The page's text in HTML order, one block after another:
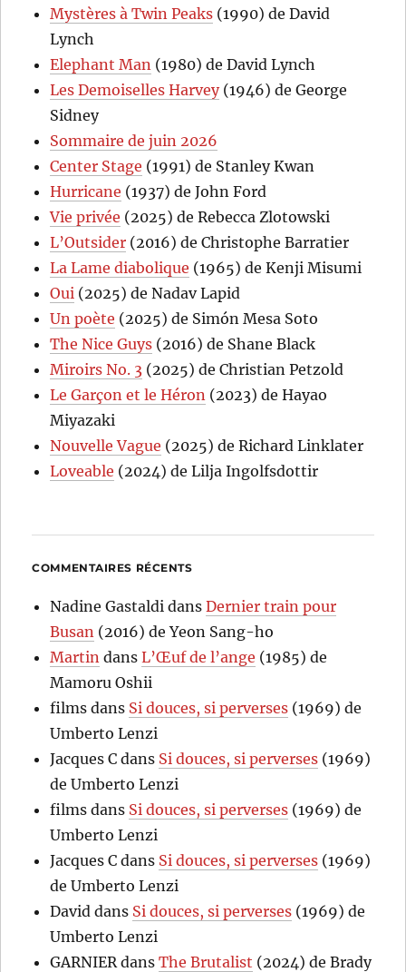
Mystères à Twin Peaks (1990) de David
Lynch
Elephant Man (1980) de David Lynch
Les Demoiselles Harvey(1946) de George
Sidney
Sommaire de juin 2026
Center Stage (1991) de Stanley Kwan
Hurricane (1937) de John Ford
Vie privée (2025) de Rebecca Zlotowski
L’Outsider (2016) de Christophe Barratier
La Lame diabolique (1965) de Kenji Misumi
Oui (2025) de Nadav Lapid
Un poète (2025) de Simón Mesa Soto
The Nice Guys (2016) de Shane Black
Miroirs No. 3 (2025) de Christian Petzold
Le Garçon et le Héron (2023) de Hayao
Miyazaki
Nouvelle Vague (2025) de Richard Linklater
Loveable (2024) de Lilja Ingolfsdottir
COMMENTAIRES RÉCENTS
Nadine Gastaldi dansDernier train pour
Busan (2016) de Yeon Sang-ho
Martin dansL’Œuf de l’ange (1985) de
Mamoru Oshii
films dans Si douces, si perverses (1969) de
Umberto Lenzi
Jacques C dans Si douces, si perverses (1969)
de Umberto Lenzi
films dans Si douces, si perverses (1969) de
Umberto Lenzi
Jacques C dans Si douces, si perverses (1969)
de Umberto Lenzi
David dans Si douces, si perverses (1969) de
Umberto Lenzi
GARNIER dansThe Brutalist (2024) de Brady